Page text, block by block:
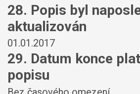
28. Popis byl
aktualizován
01.01.2017
29. Datum konce
popisu